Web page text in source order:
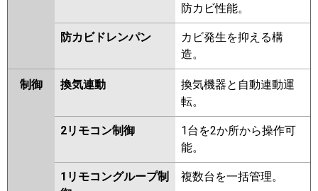
防カビ性能。
防カビドレンパン
カビ発生を抑える構
造。
制御 換気連動
換気機器と自動連動運
転。
2リモコン制御
1台を2か所から操作可
能。
1リモコングループ制
複数台を一括管理。